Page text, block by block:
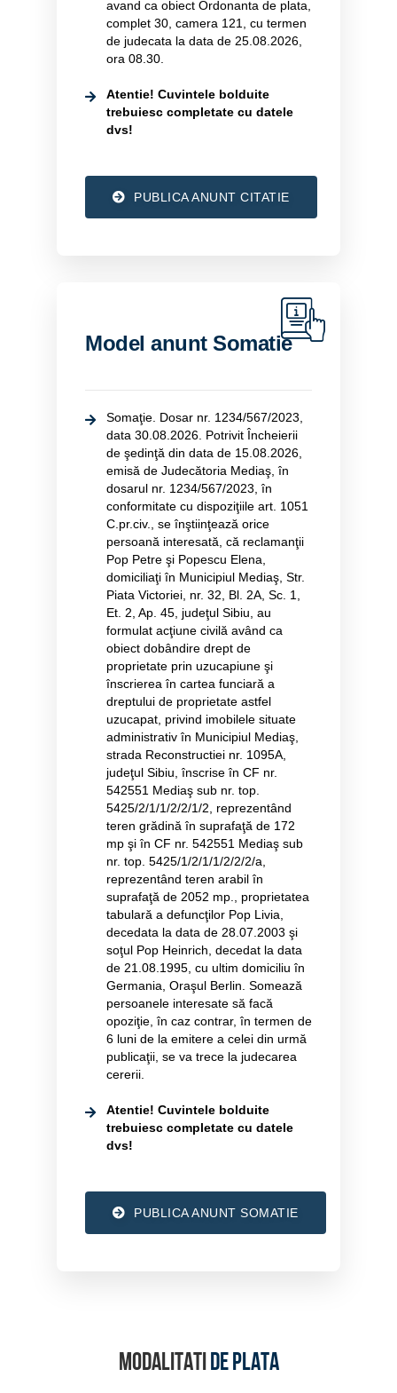
avand ca obiect Ordonanta de plata,
complet 30, camera 121, cu termen
de judecata la data de 25.08.2026,
ora 08.30.
Atentie! Cuvintele bolduite
trebuiesc completate cu datele
dvs!
PUBLICA ANUNT CITATIE
Model anunt Somatie
Somaţie. Dosar nr. 1234/567/2023,
data 30.08.2026. Potrivit Încheierii
de şedinţă din data de 15.08.2026,
emisă de Judecătoria Mediaş, în
dosarul nr. 1234/567/2023, în
conformitate cu dispoziţiile art. 1051
C.pr.civ., se înştiinţează orice
persoană interesată, că reclamanţii
Pop Petre şi Popescu Elena,
domiciliaţi în Municipiul Mediaş, Str.
Piata Victoriei, nr. 32, Bl. 2A, Sc. 1,
Et. 2, Ap. 45, judeţul Sibiu, au
formulat acţiune civilă având ca
obiect dobândire drept de
proprietate prin uzucapiune şi
înscrierea în cartea funciară a
dreptului de proprietate astfel
uzucapat, privind imobilele situate
administrativ în Municipiul Mediaş,
strada Reconstructiei nr. 1095A,
judeţul Sibiu, înscrise în CF nr.
542551 Mediaş sub nr. top.
5425/2/1/1/2/2/1/2, reprezentând
teren grădină în suprafaţă de 172
mp şi în CF nr. 542551 Mediaş sub
nr. top. 5425/1/2/1/1/2/2/2/a,
reprezentând teren arabil în
suprafaţă de 2052 mp., proprietatea
tabulară a defuncţilor Pop Livia,
decedata la data de 28.07.2003 şi
soţul Pop Heinrich, decedat la data
de 21.08.1995, cu ultim domiciliu în
Germania, Oraşul Berlin. Somează
persoanele interesate să facă
opoziţie, în caz contrar, în termen de
6 luni de la emitere a celei din urmă
publicaţii, se va trece la judecarea
cererii.
Atentie! Cuvintele bolduite
trebuiesc completate cu datele
dvs!
PUBLICA ANUNT SOMATIE
Modalitatide plata